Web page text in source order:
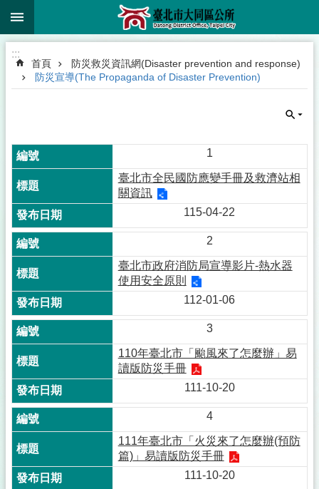
跳到主要內容區塊
:::
首頁
防災救災資訊網(Disaster prevention and response)
防災宣導(The Propaganda of Disaster Prevention)
1
臺北市全民國防應變手冊及救濟站相
關資訊
115-04-22
2
臺北市政府消防局宣導影片-熱水器
使用安全原則
112-01-06
3
110年臺北市「颱風來了怎麼辦」易
讀版防災手冊
111-10-20
4
111年臺北市「火災來了怎麼辦(預防
篇)」易讀版防災手冊
111-10-20